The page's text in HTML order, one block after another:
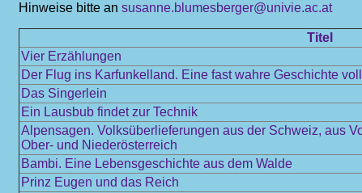
Hinweise bitte an susanne.blumesberger@univie.ac.at
Titel
Vier Erzählungen
Der Flug ins Karfunkelland. Eine fast wahre Geschichte
Das Singerlein
Ein Lausbub findet zur Technik
Alpensagen. Volksüberlieferungen aus der Schweiz, aus
Ober- und Niederösterreich
Bambi. Eine Lebensgeschichte aus dem Walde
Prinz Eugen und das Reich